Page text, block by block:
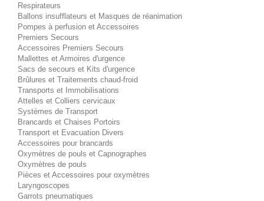
Respirateurs
Ballons insufflateurs et Masques de réanimation
Pompes à perfusion et Accessoires
Premiers Secours
Accessoires Premiers Secours
Mallettes et Armoires d'urgence
Sacs de secours et Kits d'urgence
Brûlures et Traitements chaud-froid
Transports et Immobilisations
Attelles et Colliers cervicaux
Systèmes de Transport
Brancards et Chaises Portoirs
Transport et Evacuation Divers
Accessoires pour brancards
Oxymètres de pouls et Capnographes
Oxymètres de pouls
Pièces et Accessoires pour oxymètres
Laryngoscopes
Garrots pneumatiques